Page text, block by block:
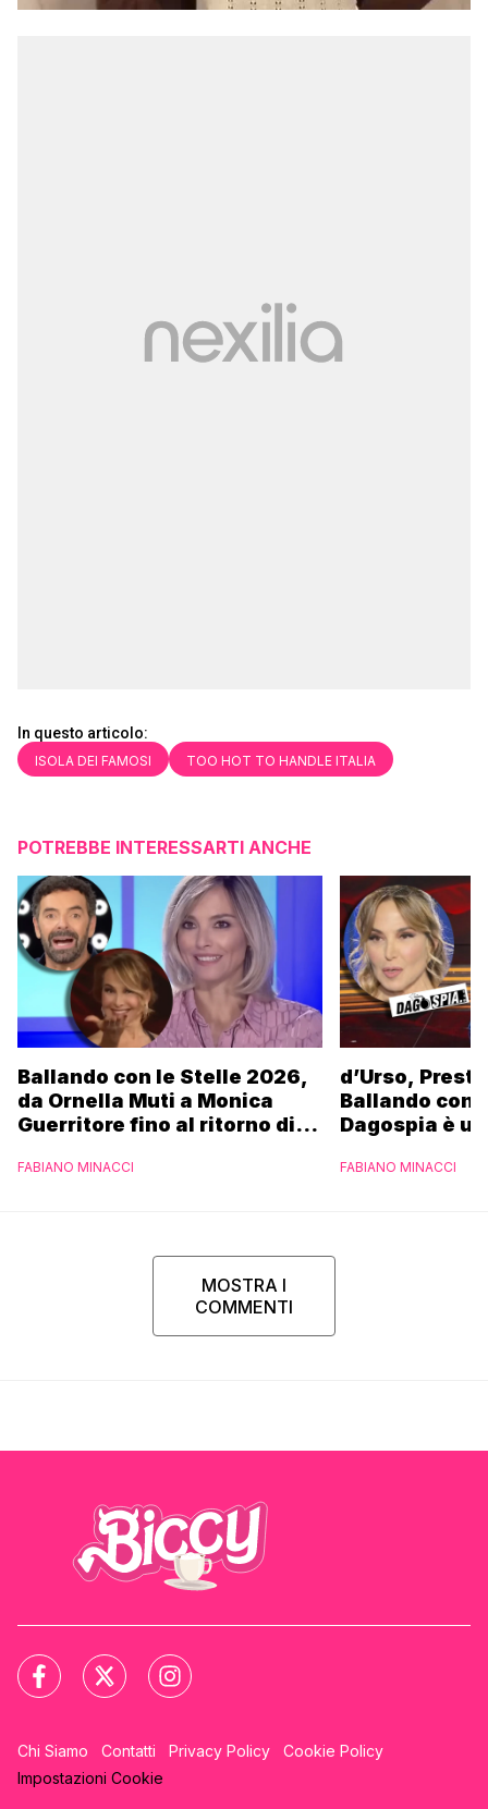
In questo articolo:
ISOLA DEI FAMOSI TOO HOT TO HANDLE ITALIA
POTREBBE INTERESSARTI ANCHE
Ballando con le Stelle 2026,
da Ornella Muti a Monica
Guerritore fino al ritorno di
l’esclusiva di Gabriele
FABIANO MINACCI
d’Urso,
Ballando con
Dagospia è
FABIANO MINACCI
MOSTRA I
COMMENTI
Chi Siamo Contatti Privacy Policy
Cookie Policy
Impostazioni Cookie